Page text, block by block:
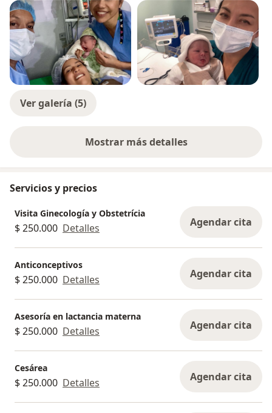
Ver galería (5)
Mostrar más detalles
sobre la experiencia
Servicios y precios
Visita Ginecología y Obstetrícia
$ 250.000 Detalles Agendar cita
Anticonceptivos
$ 250.000 Detalles Agendar cita
Asesoría en lactancia materna
$ 250.000 Detalles Agendar cita
Cesárea
$ 250.000 Detalles Agendar cita